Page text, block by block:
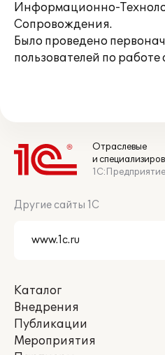
Информационно-
Сопровождения.
Было проведено
пользователей по
Отраслевые
и
1С:Предприятие
Другие сайты 1С
Каталог
Внедрения
Публикации
Мероприятия